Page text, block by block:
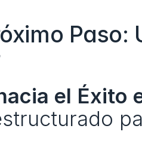
Paso:
el Éxito